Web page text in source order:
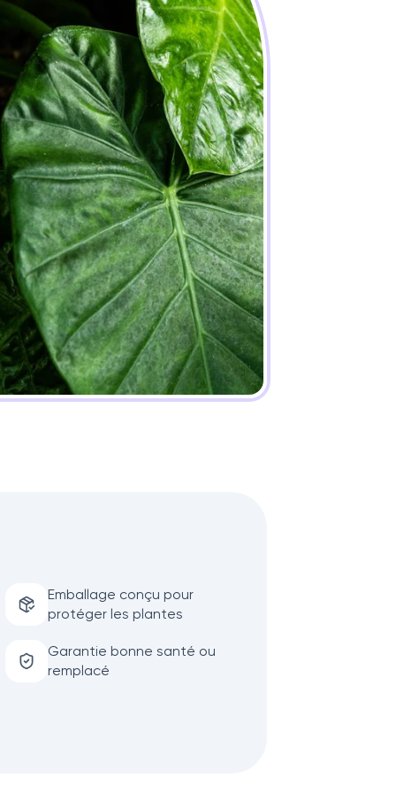
Emballage conçu pour
protéger les plantes
Garantie bonne santé ou
remplacé